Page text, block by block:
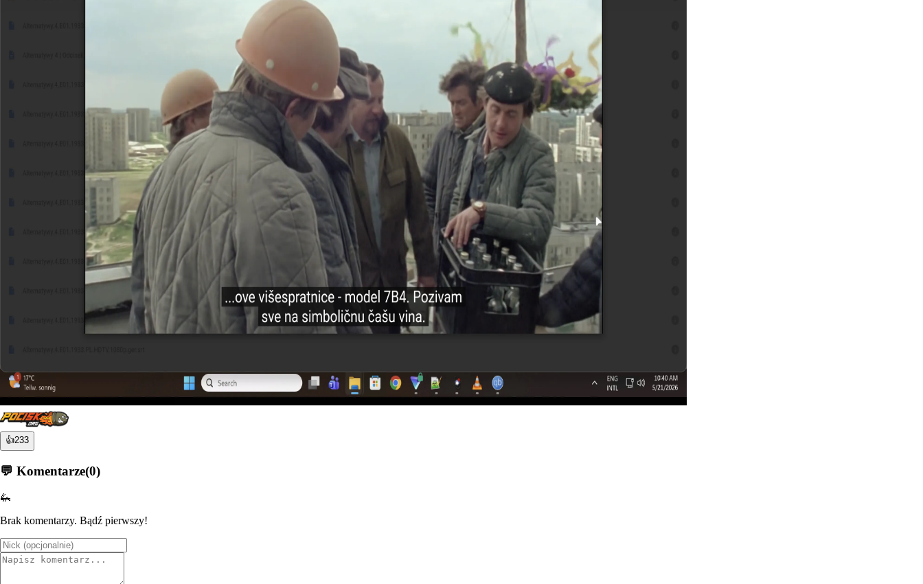
👍233
💬 Komentarze(0)
🦗
Brak komentarzy. Bądź pierwszy!